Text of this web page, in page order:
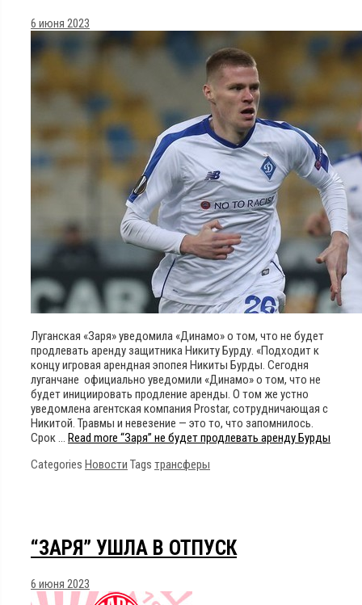
6 июня 2023
Луганская «Заря» уведомила «Динамо» о том, что не будет
продлевать аренду защитника Никиту Бурду. «Подходит к
концу игровая арендная эпопея Никиты Бурды. Сегодня
луганчане официально уведомили «Динамо» о том, что не
будет инициировать продление аренды. О том же устно
уведомлена агентская компания Prostar, сотрудничающая с
Никитой. Травмы и невезение — это то, что запомнилось.
Срок … Read more “Заря” не будет продлевать аренду Бурды
Categories Новости Tags трансферы
“ЗАРЯ” УШЛА В ОТПУСК
6 июня 2023